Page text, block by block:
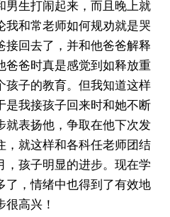
男生打闹起来，而且晚上就
我和常老师如何规劝就是哭
接回去了，并和他爸爸解释
爸爸时真是感觉到如释放重
孩子的教育。但我知道这样
是我接孩子回来时和她不断
就表扬他，争取在他下次发
，就这样和各科任老师团结
，孩子明显的进步。现在学
了，情绪中也得到了有效地
高兴！